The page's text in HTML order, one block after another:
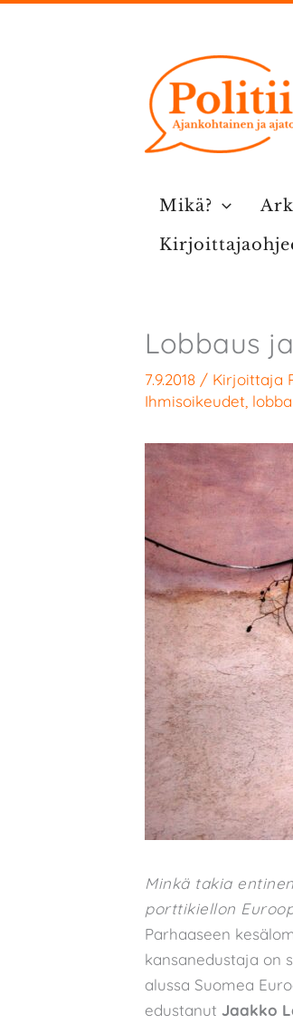
Mikä?
Lobbaus
7.9.2018 / Kirjoittaja
Ihmisoikeudet
Minkä takia
porttikiellon
Parhaaseen
kansanedustaja on
alussa Suomea
edustanut Jaakko